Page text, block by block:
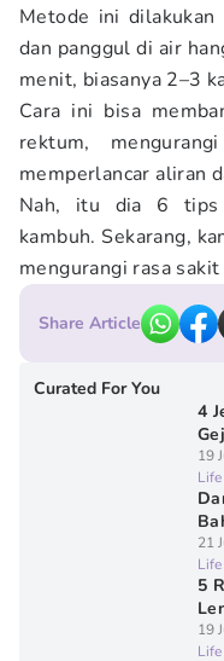
Metode ini dilakukan
dan panggul di air
menit, biasanya 2–3
Cara ini bisa
rektum,
memperlancar aliran
Nah, itu dia 6 tips
kambuh. Sekarang,
mengurangi rasa
Share Article
Curated For You
4
19
Life
21
Life
5
19
Life